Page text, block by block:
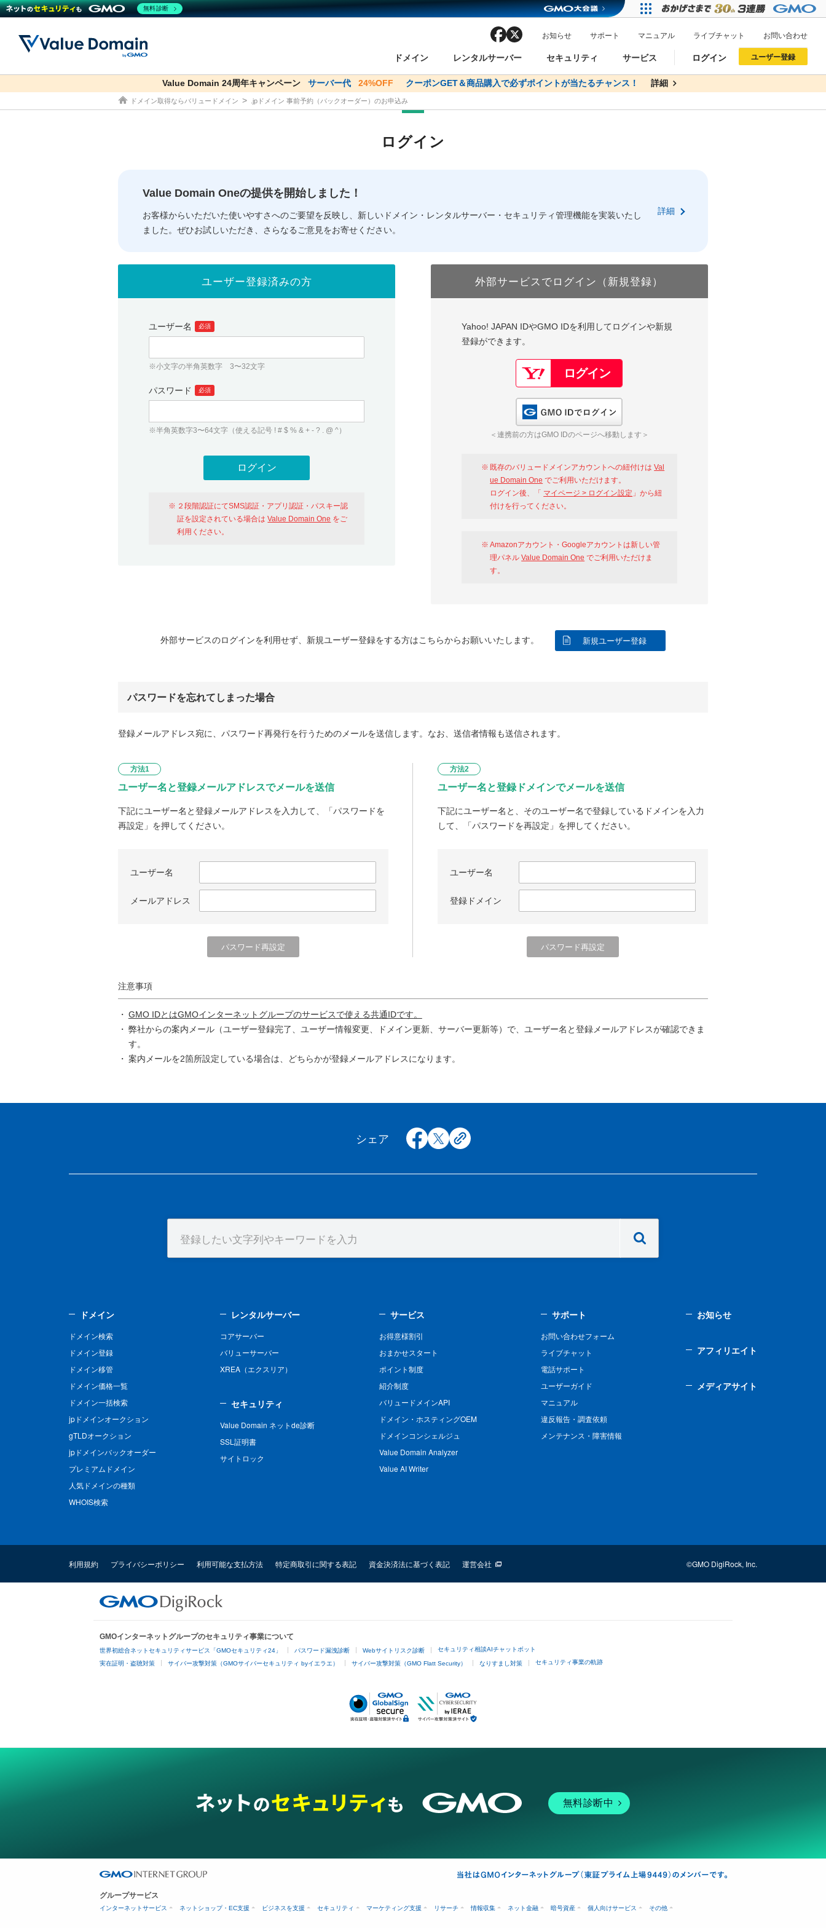
ドメイン
ドメイン ドメイン検索
ドメイン一括検索
人気ドメインの種類 WHOIS検索
レンタルサーバー
レンタルサーバー コアサーバー
セキュリティ
セキュリティ Value Domain ネットde診断
サービス
サービス お得意様割引
バリュードメインAPI
facebook お知らせ サポート マニュアル ライブチャット お問い合わせ
ログイン
従来のバリュードメインをご利用希望の方 おすすめ One レンタルサーバーを含む最新の機能を使う方
以下でもログイン可能
ユーザー登録
従来のバリュードメインをご利用希望の方 おすすめ One レンタルサーバーを含む最新の機能を使う方
以下でも登録可能
Value Domain 24周年キャンペーン サーバー代 24%OFF クーポンGET＆商品購入で必ずポイントが当たるチャンス！ 詳細
co.jpドメイン✕コアサーバーV2ビジネス応援キャンペーン サーバー料金1年間無料 詳細
ドメイン取得ならバリュードメイン .jpドメイン 事前予約（バックオーダー）のお申込み
ログイン
Value Domain Oneの提供を開始しました！
お客様からいただいた使いやすさへのご要望を反映し、新しいドメイン・レンタルサーバー・セキュリティ管理機能を実装いたし
ました。ぜひお試しいただき、さらなるご意見をお寄せください。
詳細
ユーザー登録済みの方
ユーザー名 必須
※小文字の半角英数字 3〜32文字
パスワード 必須
※半角英数字3〜64文字（使える記号 ! # $ % & + - ? . @ ^）
２段階認証にてSMS認証・アプリ認証・パスキー認
証を設定されている場合はValue Domain One をご
利用ください。
外部サービスでログイン（新規登録）
Yahoo! JAPAN IDやGMO IDを利用してログインや新規
登録ができます。
＜連携前の方はGMO IDのページへ移動します＞
既存のバリュードメインアカウントへの紐付けはVal
ue Domain One でご利用いただけます。
ログイン後、「 マイページ > ログイン設定 」から紐
付けを行ってください。
Amazonアカウント・Googleアカウントは新しい管
理パネルValue Domain One でご利用いただけま
す。
外部サービスのログインを利用せず、新規ユーザー登録をする方はこちらからお願いいたします。 新規ユーザー登録
パスワードを忘れてしまった場合
登録メールアドレス宛に、パスワード再発行を行うためのメールを送信します。なお、送信者情報も送信されます。
方法1
ユーザー名と登録メールアドレスでメールを送信
下記にユーザー名と登録メールアドレスを入力して、「パスワードを
再設定」を押してください。
ユーザー名
メールアドレス
方法2
ユーザー名と登録ドメインでメールを送信
下記にユーザー名と、そのユーザー名で登録しているドメインを入力
して、「パスワードを再設定」を押してください。
ユーザー名
登録ドメイン
注意事項
GMO IDとはGMOインターネットグループのサービスで使える共通IDです。
弊社からの案内メール（ユーザー登録完了、ユーザー情報変更、ドメイン更新、サーバー更新等）で、ユーザー名と登録メールアドレスが確認できま
す。
案内メールを2箇所設定している場合は、どちらかが登録メールアドレスになります。
シェア facebook
x copy
ドメイン
ドメイン検索
ドメイン登録
ドメイン移管
ドメイン価格一覧
ドメイン一括検索
jpドメインオークション
gTLDオークション
jpドメインバックオーダー
プレミアムドメイン
人気ドメインの種類
WHOIS検索
レンタルサーバー
コアサーバー
バリューサーバー
XREA（エクスリア）
セキュリティ
Value Domain ネットde診断
SSL証明書
サイトロック
サービス
お得意様割引
おまかせスタート
ポイント制度
紹介制度
バリュードメインAPI
ドメイン・ホスティングOEM
ドメインコンシェルジュ
Value Domain Analyzer
Value AI Writer
サポート
お問い合わせフォーム
ライブチャット
電話サポート
ユーザーガイド
マニュアル
違反報告・調査依頼
メンテナンス・障害情報
お知らせ
アフィリエイト
メディアサイト
利用規約 プライバシーポリシー 利用可能な支払方法 特定商取引に関する表記 資金決済法に基づく表記 運営会社 ©GMO DigiRock, Inc.
GMOインターネットグループのセキュリティ事業について
世界初総合ネットセキュリティサービス「GMOセキュリティ24」 パスワード漏洩診断 Webサイトリスク診断 セキュリティ相談AIチャットボット
実在証明・盗聴対策 サイバー攻撃対策（GMOサイバーセキュリティ byイエラエ） サイバー攻撃対策（GMO Flatt Security） なりすまし対策 セキュリティ事業の軌跡
無料診断中
グループサービス
インターネットサービス ネットショップ・EC支援 ビジネスを支援 セキュリティ マーケティング支援 リサーチ 情報収集 ネット金融 暗号資産 個人向けサービス その他
無料診断